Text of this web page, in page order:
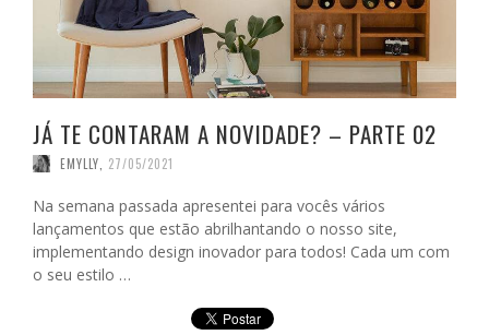
JÁ TE CONTARAM A NOVIDADE? – PARTE 02
EMYLLY 27/05/2021
Na semana passada apresentei para vocês vários
lançamentos que estão abrilhantando o nosso site,
implementando design inovador para todos! Cada um com
o seu estilo …